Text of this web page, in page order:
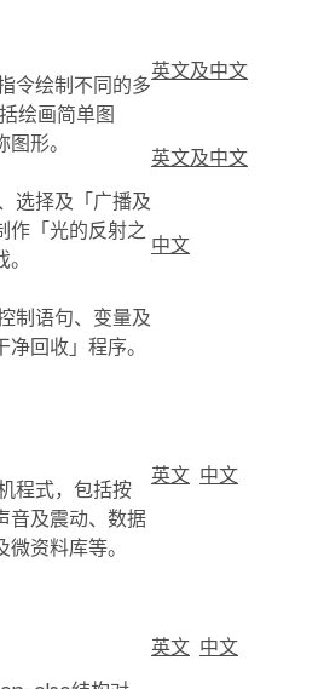
令绘制不同的多
绘画简单图
形。
选择及「广播及
作「光的反射之
制语句、变量及
回收」程序。
英文及中文
英文及中文
中文
程式，包括按
音及震动、数据
资料库等。
英文 中文
英文 中文